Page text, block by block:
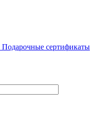
Подарочные сертификаты